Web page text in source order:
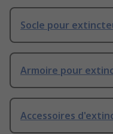
Socle pour
Armoire pour
Accessoires